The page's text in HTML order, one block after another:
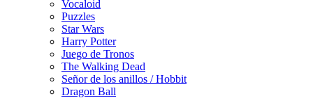
Vocaloid
Puzzles
Star Wars
Harry Potter
Juego de Tronos
The Walking Dead
Señor de los anillos / Hobbit
Dragon Ball